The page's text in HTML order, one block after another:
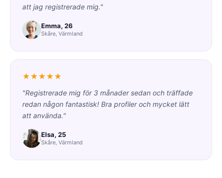
att jag registrerade mig."
Emma, 26
Skåre, Värmland
★★★★★
"Registrerade mig för 3 månader sedan och träffade
redan någon fantastisk! Bra profiler och mycket lätt
att använda."
Elsa, 25
Skåre, Värmland